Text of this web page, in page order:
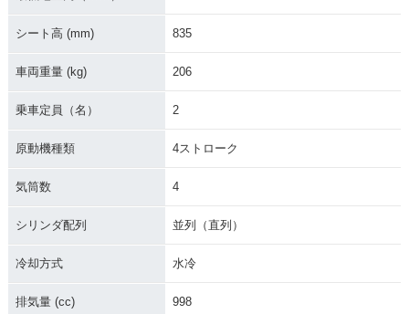
2018年 YZF-R1・マ
イナーチェンジ
2017年 YZF-R1・カ
2016年 YZF-R1 60t
2015年 YZF-R1・フ
シート高 (mm) 835
車両重量 (kg) 206
乗車定員（名） 2
原動機種類 4ストローク
気筒数 4
シリンダ配列 並列（直列）
冷却方式 水冷
排気量 (cc) 998